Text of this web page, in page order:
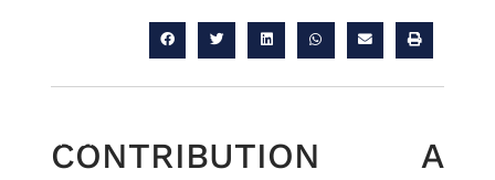
RETOUR
CONTRIBUTION A